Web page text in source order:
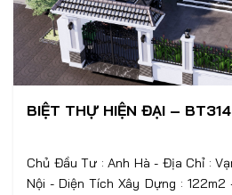
BIỆT THỰ HIỆN ĐẠI – BT314
Chủ Đầu Tư : Anh Hà - Địa Chỉ : Vạn Phúc – Thanh Trì – Hà
Nội - Diện Tích Xây Dựng : 122m2 - Phong Cách : Mái Thái